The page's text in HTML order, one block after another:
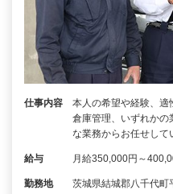
仕事内容
本人の希望や経験、適
倉庫管理、いずれかの
な業務からお任せし
給与 月給350,000円～
勤務地 茨城県結城郡八千代町